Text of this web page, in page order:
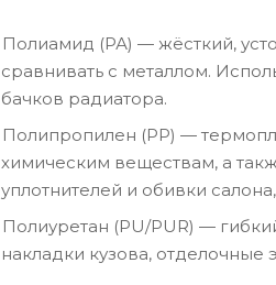
Полиамид (РА) — жёсткий,
сравнивать с металлом.
бачков радиатора.
Полипропилен (PP) —
химическим веществам, а
уплотнителей и обивки
Полиуретан (PU/PUR) —
накладки кузова, отделочные